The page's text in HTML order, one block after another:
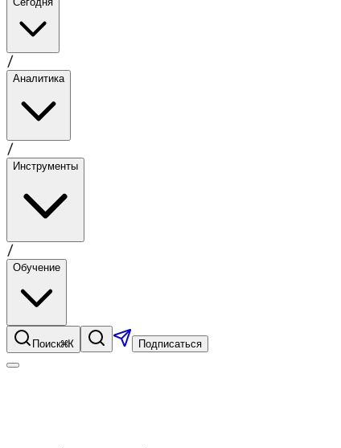
/
Аналитика
/
Инструменты
/
Обучение
Поиск⌘K Подписаться